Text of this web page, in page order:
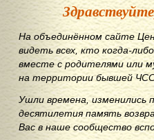
На объединённом сайте
видеть всех, кто когда-
вместе с родителями или
на территории бывшей
Ушли времена, изменились
десятилетия память
Вас в наше сообщество